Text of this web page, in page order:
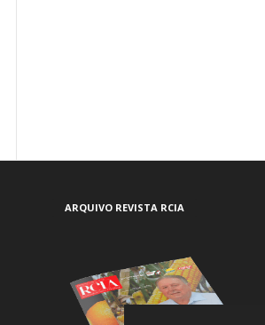
ARQUIVO REVISTA RCIA